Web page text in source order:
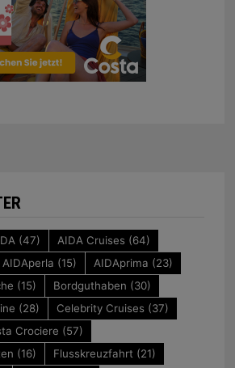
(47) AIDA Cruises (64)
AIDAperla (15) AIDAprima (23)
(15) Bordguthaben (30)
(28) Celebrity Cruises (37)
Crociere (57)
(16) Flusskreuzfahrt (21)